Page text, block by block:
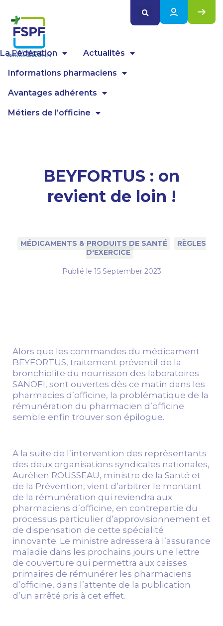
La Fédération Actualités
Informations pharmaciens
Avantages adhérents
Métiers de l’officine
BEYFORTUS : on
revient de loin !
MÉDICAMENTS & PRODUITS DE SANTÉ
RÈGLES
D'EXERCICE
Publié le 15 September 2023
Alors que les commandes du médicament
BEYFORTUS, traitement préventif de la
bronchiolite du nourrisson des laboratoires
SANOFI, sont ouvertes dès ce matin dans les
pharmacies d’officine, la problématique de la
rémunération du pharmacien d’officine
semble enfin trouver son épilogue.
A la suite de l’intervention des représentants
des deux organisations syndicales nationales,
Aurélien ROUSSEAU, ministre de la Santé et
de la Prévention, vient d’arbitrer le montant
de la rémunération qui reviendra aux
pharmaciens d’officine, en contrepartie du
processus particulier d’approvisionnement et
de dispensation de cette spécialité
innovante. Le ministre adressera à l’assurance
maladie dans les prochains jours une lettre
de couverture qui permettra aux caisses
primaires de rémunérer les pharmaciens
d’officine, dans l’attente de la publication
d’un arrêté pris à cet effet.